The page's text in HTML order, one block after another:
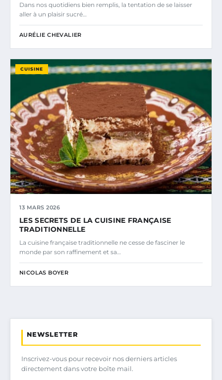
Dans nos quotidiens bien remplis, la tentation de se laisser
aller à un plaisir sucré…
AURÉLIE CHEVALIER
CUISINE
13 MARS 2026
LES SECRETS DE LA CUISINE FRANÇAISE
TRADITIONNELLE
La cuisine française traditionnelle ne cesse de fasciner le
monde par son raffinement et sa…
NICOLAS BOYER
NEWSLETTER
Inscrivez-vous pour recevoir nos derniers articles
directement dans votre boîte mail.